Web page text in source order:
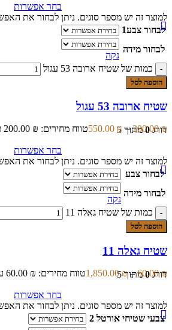
בחר אפשרות
למוצר זה יש מספר סוגים. ניתן לבחור את
לבחור צבע1
לבחור מידה
נקה
כמות של שטיח ארובה 53 עגול
הוספה לסל
שטיח ארובה 53 עגול
דורג0מתוך 5200.00₪
–
550.00 ₪ טווח מחירים: ⁦200.00 ₪⁩ עד ⁦550.00 ₪⁩
בחר אפשרות
למוצר זה יש מספר סוגים. ניתן לבחור את
לבחור צבע
לבחור מידה
נקה
כמות של שטיח גאלה 11
הוספה לסל
שטיח גאלה 11
דורג0מתוך 560.00₪
–
1,850.00₪ טווח מחירים: ⁦60.00 ₪⁩ עד ⁦1,850.00 ₪⁩
בחר אפשרות
למוצר זה יש מספר סוגים. ניתן לבחור את
צבעי שטיחי אורטל 2